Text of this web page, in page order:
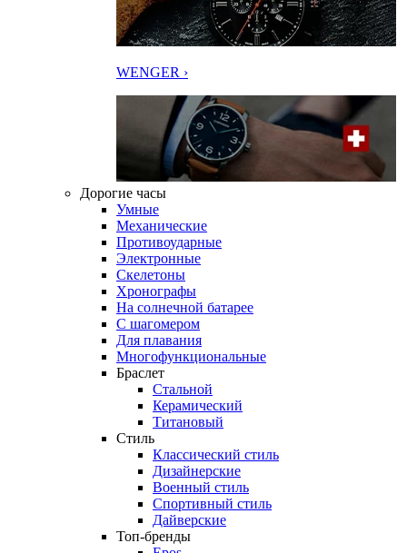
WENGER ›
Дорогие часы
Умные
Механические
Противоударные
Электронные
Скелетоны
Хронографы
На солнечной батарее
С шагомером
Для плавания
Многофункциональные
Браслет
Стальной
Керамический
Титановый
Стиль
Классический стиль
Дизайнерские
Военный стиль
Спортивный стиль
Дайверские
Топ-бренды